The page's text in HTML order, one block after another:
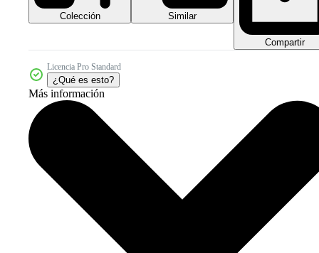
Colección Similar
Compartir
Licencia Pro Standard
¿Qué es esto?
Más información